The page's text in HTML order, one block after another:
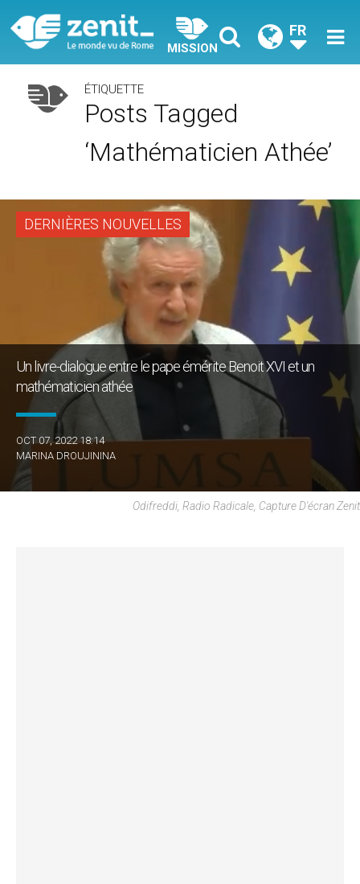
MISSION
FR
ÉTIQUETTE
Posts Tagged
‘mathématicien Athée’
DERNIÈRES NOUVELLES
Un livre-dialogue entre le pape émérite Benoit XVI et un
mathématicien athée
OCT 07, 2022 18:14
MARINA DROUJININA
Odifreddi, Radio Radicale, Capture D'écran Zenit